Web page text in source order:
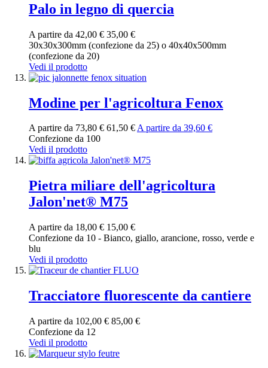
Palo in legno di quercia
A partire da 42,00 € 35,00 €
30x30x300mm (confezione da 25) o 40x40x500mm
(confezione da 20)
Vedi il prodotto
Modine per l'agricoltura Fenox
A partire da 73,80 € 61,50 €A partire da 39,60 €
Confezione da 100
Vedi il prodotto
Pietra miliare dell'agricoltura
Jalon'net® M75
A partire da 18,00 € 15,00 €
Confezione da 10 - Bianco, giallo, arancione, rosso, verde e
blu
Vedi il prodotto
Tracciatore fluorescente da cantiere
A partire da 102,00 € 85,00 €
Confezione da 12
Vedi il prodotto